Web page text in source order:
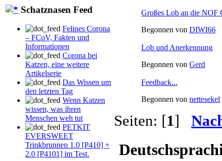
Schatznasen Feed
Felines Corona
– FCoV, Fakten und
Informationen
Corona bei
Katzen, eine weitere
Artikelserie
Das Wissen um
den letzten Tag
Wenn Katzen
wissen, was ihren
Menschen weh tut
PETKIT
EVERSWEET
Trinkbrunnen 1.0 [P410] +
2.0 [P4101] im Test.
Großes Lob an die
Begonnen von DIWI66
Lob und Anerkennung
Begonnen von Gerd
Feedback...
Begonnen von nettesekel
Seiten: [1]